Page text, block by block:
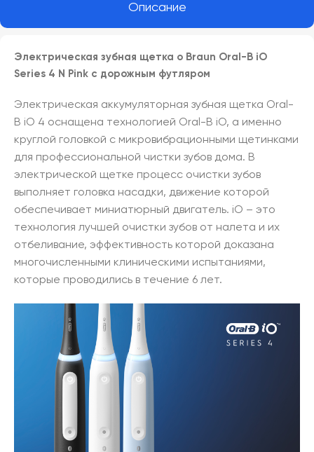
Описание
Электрическая зубная щетка о Braun Oral-B iO
Series 4 N Pink с дорожным футляром
Электрическая аккумуляторная зубная щетка Oral-
B iO 4 оснащена технологией Oral-B iO, а именно
круглой головкой с микровибрационными щетинками
для профессиональной чистки зубов дома. В
электрической щетке процесс очистки зубов
выполняет головка насадки, движение которой
обеспечивает миниатюрный двигатель. iO – это
технология лучшей очистки зубов от налета и их
отбеливание, эффективность которой доказана
многочисленными клиническими испытаниями,
которые проводились в течение 6 лет.